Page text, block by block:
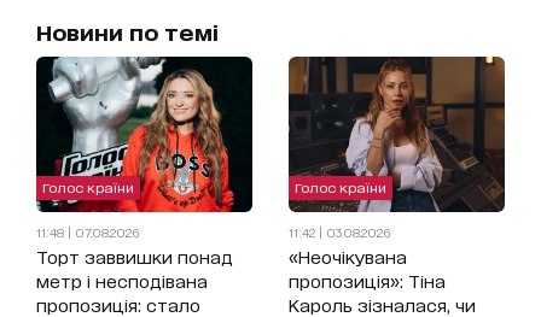
Новини по темі
Голос країни
11:48 | 07.08.2026
Торт заввишки понад
метр і несподівана
пропозиція: стало
Голос країни
11:42 | 03.08.2026
«Неочікувана
пропозиція»: Тіна
Кароль зізналася, чи